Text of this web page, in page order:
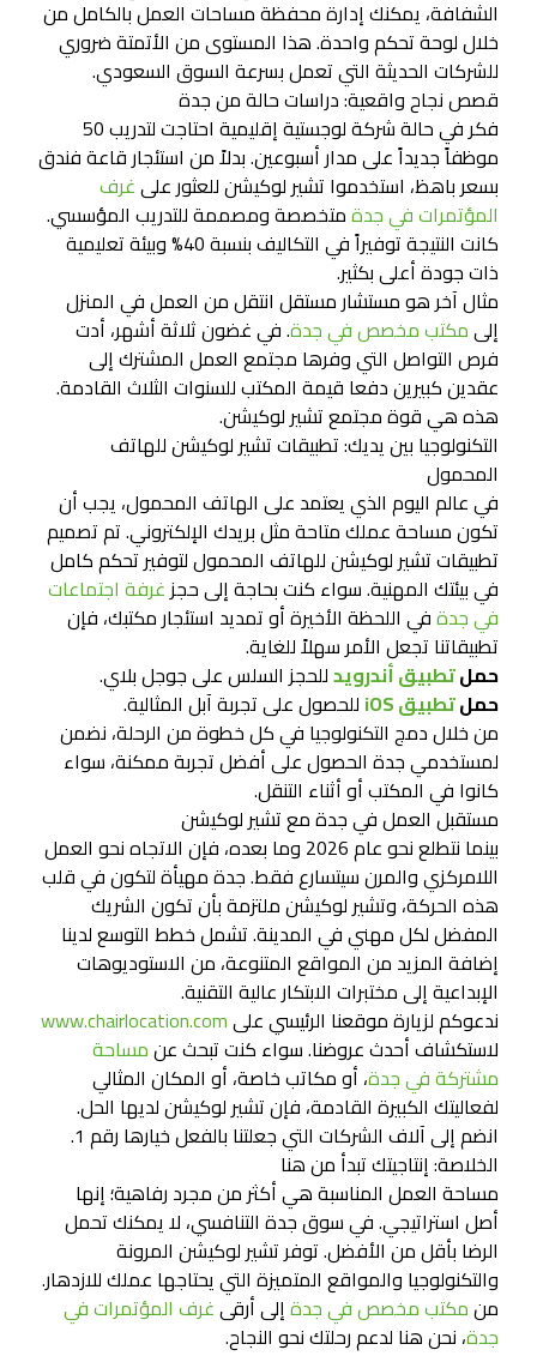
الشفافة، يمكنك إدارة محفظة مساحات العمل بالكامل من
خلال لوحة تحكم واحدة. هذا المستوى من الأتمتة ضروري
للشركات الحديثة التي تعمل بسرعة السوق السعودي.
قصص نجاح واقعية: دراسات حالة من جدة
فكر في حالة شركة لوجستية إقليمية احتاجت لتدريب 50
موظفاً جديداً على مدار أسبوعين. بدلاً من استئجار قاعة فندق
بسعر باهظ، استخدموا تشير لوكيشن للعثور علىغرف
المؤتمرات في جدةمتخصصة ومصممة للتدريب المؤسسي.
كانت النتيجة توفيراً في التكاليف بنسبة 40% وبيئة تعليمية
ذات جودة أعلى بكثير.
مثال آخر هو مستشار مستقل انتقل من العمل في المنزل
إلىمكتب مخصص في جدة. في غضون ثلاثة أشهر، أدت
فرص التواصل التي وفرها مجتمع العمل المشترك إلى
عقدين كبيرين دفعا قيمة المكتب للسنوات الثلاث القادمة.
هذه هي قوة مجتمع تشير لوكيشن.
التكنولوجيا بين يديك: تطبيقات تشير لوكيشن للهاتف
المحمول
في عالم اليوم الذي يعتمد على الهاتف المحمول، يجب أن
تكون مساحة عملك متاحة مثل بريدك الإلكتروني. تم تصميم
تطبيقات تشير لوكيشن للهاتف المحمول لتوفير تحكم كامل
في بيئتك المهنية. سواء كنت بحاجة إلى حجز غرفة اجتماعات
في جدةفي اللحظة الأخيرة أو تمديد استئجار مكتبك، فإن
تطبيقاتنا تجعل الأمر سهلاً للغاية.
حملتطبيق أندرويدللحجز السلس على جوجل بلاي.
حملتطبيق iOS
للحصول على تجربة آبل المثالية.
من خلال دمج التكنولوجيا في كل خطوة من الرحلة، نضمن
لمستخدمي جدة الحصول على أفضل تجربة ممكنة، سواء
كانوا في المكتب أو أثناء التنقل.
مستقبل العمل في جدة مع تشير لوكيشن
بينما نتطلع نحو عام 2026 وما بعده، فإن الاتجاه نحو العمل
اللامركزي والمرن سيتسارع فقط. جدة مهيأة لتكون في قلب
هذه الحركة، وتشير لوكيشن ملتزمة بأن تكون الشريك
المفضل لكل مهني في المدينة. تشمل خطط التوسع لدينا
إضافة المزيد من المواقع المتنوعة، من الاستوديوهات
الإبداعية إلى مختبرات الابتكار عالية التقنية.
ندعوكم لزيارة موقعنا الرئيسي علىwww.chairlocation.com
لاستكشاف أحدث عروضنا. سواء كنت تبحث عنمساحة
مشتركة في جدة، أو مكاتب خاصة، أو المكان المثالي
لفعاليتك الكبيرة القادمة، فإن تشير لوكيشن لديها الحل.
انضم إلى آلاف الشركات التي جعلتنا بالفعل خيارها رقم 1.
الخلاصة: إنتاجيتك تبدأ من هنا
مساحة العمل المناسبة هي أكثر من مجرد رفاهية؛ إنها
أصل استراتيجي. في سوق جدة التنافسي، لا يمكنك تحمل
الرضا بأقل من الأفضل. توفر تشير لوكيشن المرونة
والتكنولوجيا والمواقع المتميزة التي يحتاجها عملك للازدهار.
منمكتب مخصص في جدةإلى أرقىغرف المؤتمرات في
جدة، نحن هنا لدعم رحلتك نحو النجاح.